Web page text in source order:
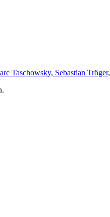
Taschowsky, Sebastian Tröger,